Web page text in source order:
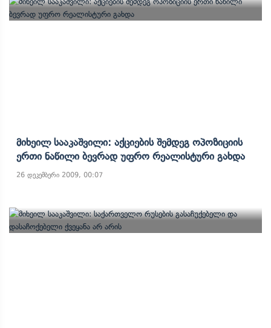
Მიხეილ Სააკაშვილი: Აქციების Შემდეგ Ოპოზიციის
Ერთი Ნაწილი Ბევრად Უფრო Რეალისტური Გახდა
26 დეკემბერი 2009, 00:07